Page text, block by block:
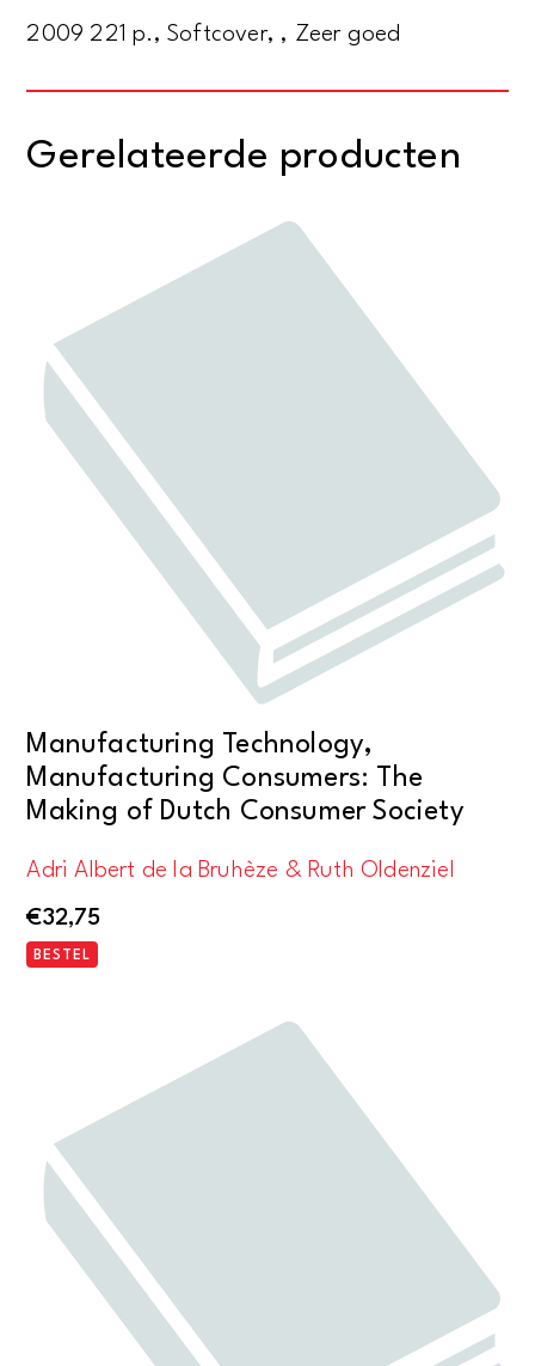
kan
aantal
2009 221 p., Softcover, , Zeer goed
Gerelateerde producten
Manufacturing Technology,
Manufacturing Consumers: The
Making of Dutch Consumer Society
Adri Albert de la Bruhèze & Ruth Oldenziel
€32,75
BESTEL